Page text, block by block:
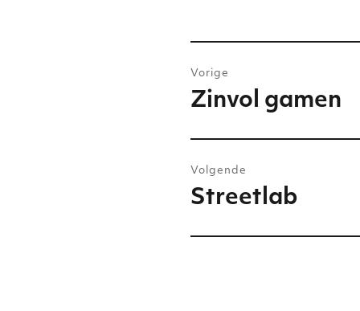
navigatie
Vorige
Vorig
Zinvol gamen
Volgende
Volgend
Streetlab